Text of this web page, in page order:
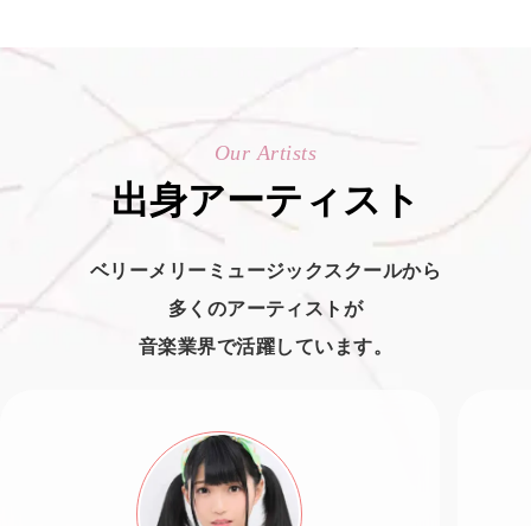
Our Artists
出身アーティスト
ベリーメリーミュージックスクールから
多くのアーティストが
音楽業界で活躍しています。